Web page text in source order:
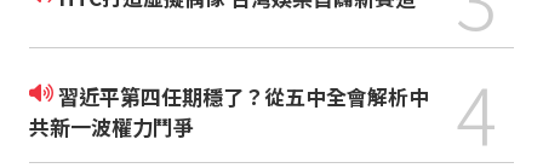
習近平第四任期穩了？從五中全會解析中
共新一波權力鬥爭
4